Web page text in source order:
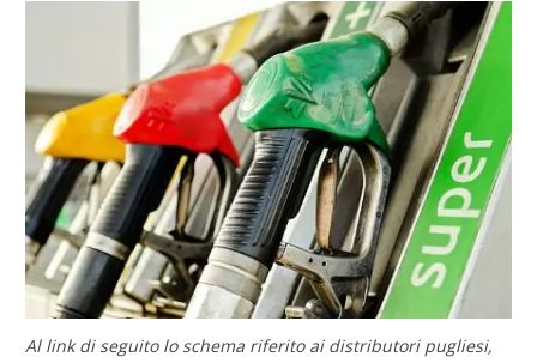
Al link di seguito lo schema riferito ai distributori pugliesi,